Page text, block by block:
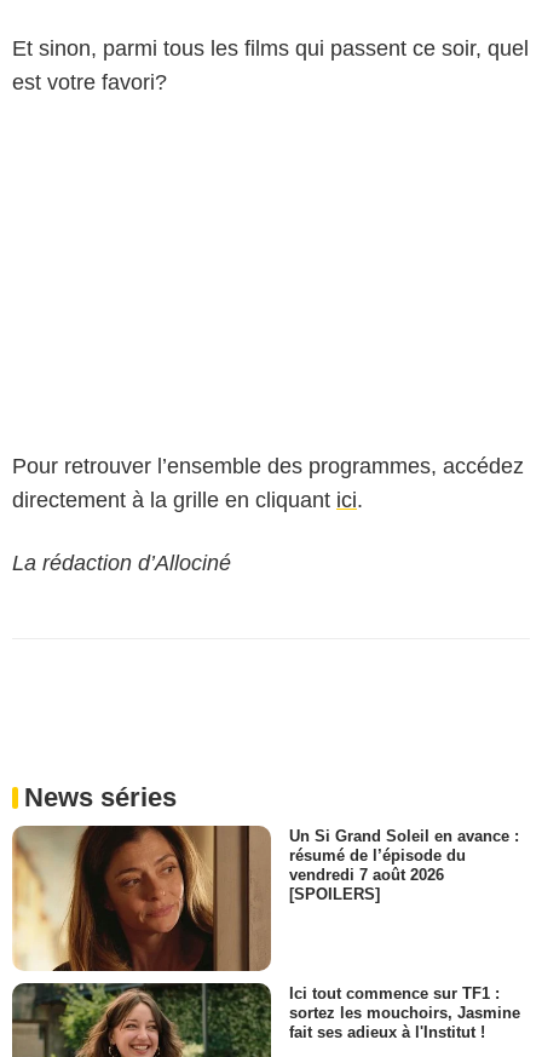
Et sinon, parmi tous les films qui passent ce soir, quel
est votre favori?
Pour retrouver l’ensemble des programmes, accédez
directement à la grille en cliquant ici.
La rédaction d’Allociné
News séries
Un Si Grand Soleil en avance :
résumé de l’épisode du
vendredi 7 août 2026
[SPOILERS]
Ici tout commence sur TF1 :
sortez les mouchoirs, Jasmine
fait ses adieux à l'Institut !